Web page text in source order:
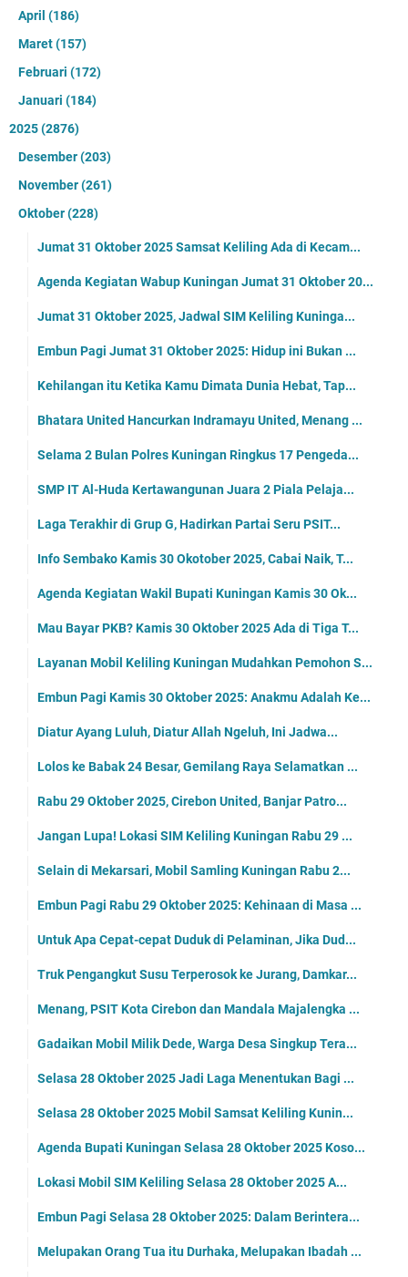
April (186)
Maret(157)
Februari (172)
Januari (184)
2025(2876)
Desember(203)
November(261)
Oktober(228)
Jumat 31 Oktober 2025 Samsat Keliling Ada di Kecam...
Agenda Kegiatan Wabup Kuningan Jumat 31 Oktober 20...
Jumat 31 Oktober 2025, Jadwal SIM Keliling Kuninga...
Embun Pagi Jumat 31 Oktober 2025: Hidup ini Bukan ...
Kehilangan itu Ketika Kamu Dimata Dunia Hebat, Tap...
Bhatara United Hancurkan Indramayu United, Menang ...
Selama 2 Bulan Polres Kuningan Ringkus 17 Pengeda...
SMP IT Al-Huda Kertawangunan Juara 2 Piala Pelaja...
Laga Terakhir di Grup G, Hadirkan Partai Seru PSIT...
Info Sembako Kamis 30 Okotober 2025, Cabai Naik, T...
Agenda Kegiatan Wakil Bupati Kuningan Kamis 30 Ok...
Mau Bayar PKB? Kamis 30 Oktober 2025 Ada di Tiga T...
Layanan Mobil Keliling Kuningan Mudahkan Pemohon S...
Embun Pagi Kamis 30 Oktober 2025: Anakmu Adalah Ke...
Diatur Ayang Luluh, Diatur Allah Ngeluh, Ini Jadwa...
Lolos ke Babak 24 Besar, Gemilang Raya Selamatkan ...
Rabu 29 Oktober 2025, Cirebon United, Banjar Patro...
Jangan Lupa! Lokasi SIM Keliling Kuningan Rabu 29 ...
Selain di Mekarsari, Mobil Samling Kuningan Rabu 2...
Embun Pagi Rabu 29 Oktober 2025: Kehinaan di Masa ...
Untuk Apa Cepat-cepat Duduk di Pelaminan, Jika Dud...
Truk Pengangkut Susu Terperosok ke Jurang, Damkar...
Menang, PSIT Kota Cirebon dan Mandala Majalengka ...
Gadaikan Mobil Milik Dede, Warga Desa Singkup Tera...
Selasa 28 Oktober 2025 Jadi Laga Menentukan Bagi ...
Selasa 28 Oktober 2025 Mobil Samsat Keliling Kunin...
Agenda Bupati Kuningan Selasa 28 Oktober 2025 Koso...
Lokasi Mobil SIM Keliling Selasa 28 Oktober 2025 A...
Embun Pagi Selasa 28 Oktober 2025: Dalam Berintera...
Melupakan Orang Tua itu Durhaka, Melupakan Ibadah ...